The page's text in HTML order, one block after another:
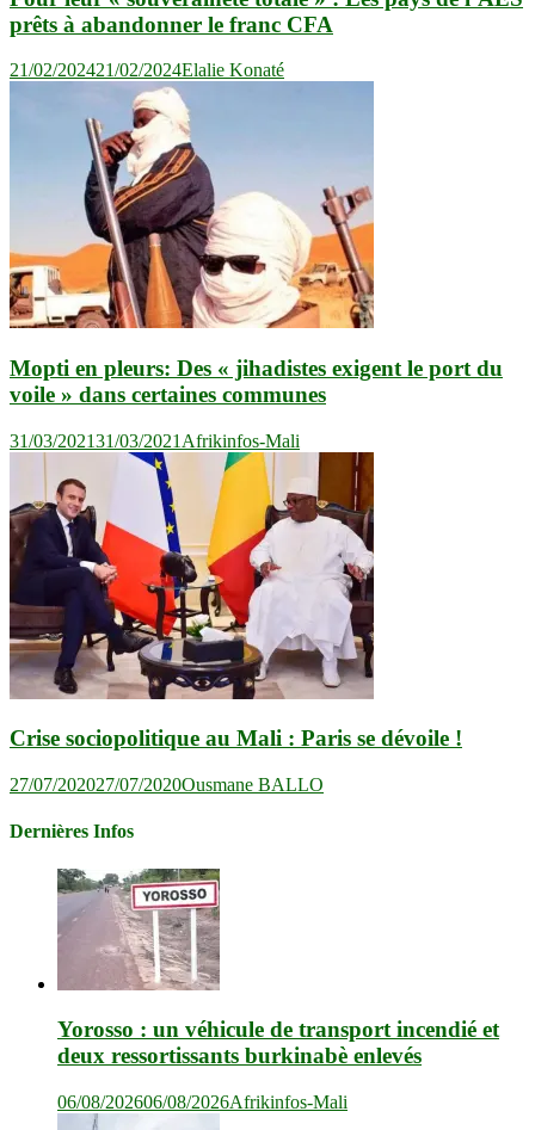
prêts à abandonner le franc CFA
21/02/202421/02/2024Elalie Konaté
Mopti en pleurs: Des « jihadistes exigent le port du
voile » dans certaines communes
31/03/202131/03/2021 Afrikinfos-Mali
Crise sociopolitique au Mali : Paris se dévoile !
27/07/202027/07/2020Ousmane BALLO
Dernières Infos
Yorosso : un véhicule de transport incendié et
deux ressortissants burkinabè enlevés
06/08/202606/08/2026Afrikinfos-Mali